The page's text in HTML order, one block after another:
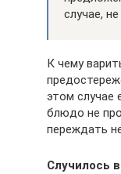
случае,
К чему
этом случае
блюдо не
переждать
Случилось